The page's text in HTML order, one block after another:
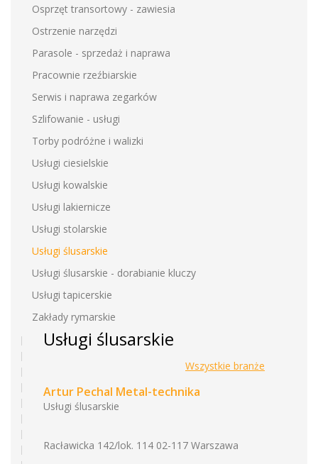
Osprzęt transortowy - zawiesia
Ostrzenie narzędzi
Parasole - sprzedaż i naprawa
Pracownie rzeźbiarskie
Serwis i naprawa zegarków
Szlifowanie - usługi
Torby podróżne i walizki
Usługi ciesielskie
Usługi kowalskie
Usługi lakiernicze
Usługi stolarskie
Usługi ślusarskie
Usługi ślusarskie - dorabianie kluczy
Usługi tapicerskie
Zakłady rymarskie
Usługi ślusarskie
Wszystkie branże
Artur Pechal Metal-technika
Usługi ślusarskie
Racławicka 142/lok. 114 02-117 Warszawa